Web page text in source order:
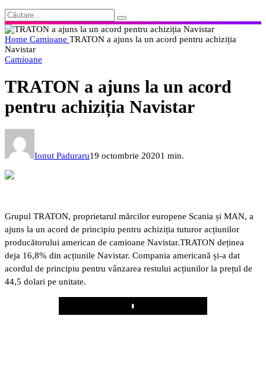
Home Camioane TRATON a ajuns la un acord pentru achiziția
Navistar
Camioane
TRATON a ajuns la un acord
pentru achiziția Navistar
Ionut Paduraru19 octombrie 20201 min.
Grupul TRATON, proprietarul mărcilor europene Scania și MAN, a
ajuns la un acord de principiu pentru achiziția tuturor acțiunilor
producătorului american de camioane Navistar.TRATON deținea
deja 16,8% din acțiunile Navistar. Compania americană și-a dat
acordul de principiu pentru vânzarea restului acțiunilor la prețul de
44,5 dolari pe unitate.
Play